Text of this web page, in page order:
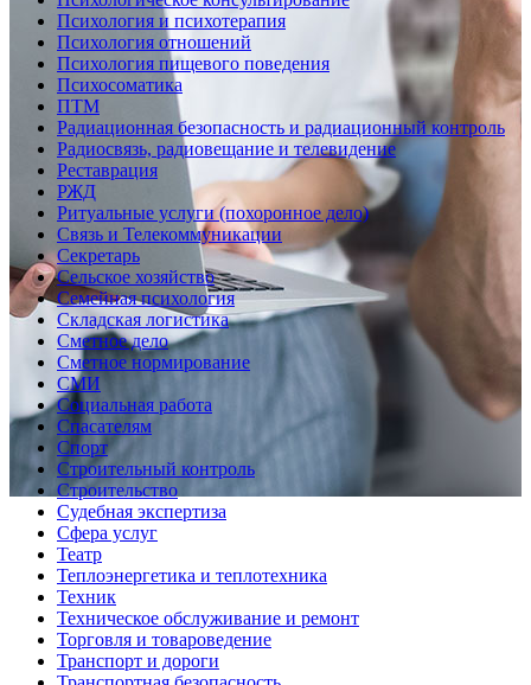
Психология и психотерапия
Психология отношений
Психология пищевого поведения
Психосоматика
ПТМ
Радиационная безопасность и радиационный контроль
Радиосвязь, радиовещание и телевидение
Реставрация
РЖД
Ритуальные услуги (похоронное дело)
Связь и Телекоммуникации
Секретарь
Сельское хозяйство
Семейная психология
Складская логистика
Сметное дело
Сметное нормирование
СМИ
Социальная работа
Спасателям
Спорт
Строительный контроль
Строительство
Судебная экспертиза
Сфера услуг
Театр
Теплоэнергетика и теплотехника
Техник
Техническое обслуживание и ремонт
Торговля и товароведение
Транспорт и дороги